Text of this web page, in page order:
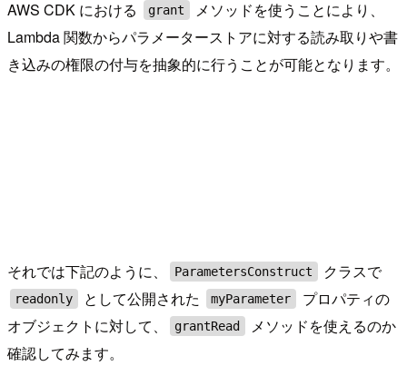
AWS CDK における grant
メソッドを使うことにより、
Lambda 関数からパラメーターストアに対する読み取りや書
き込みの権限の付与を抽象的に行うことが可能となります。
それでは下記のように、 ParametersConstruct クラスで
readonly として公開された myParameter
プロパティの
オブジェクトに対して、
grantRead
メソッドを使えるのか
確認してみます。